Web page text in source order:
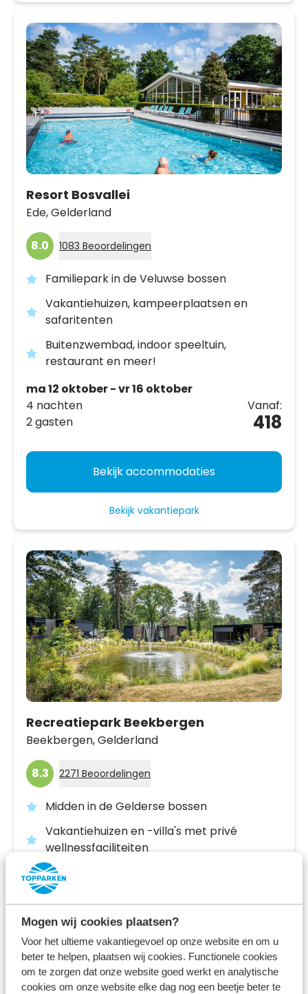
Mogen wij cookies plaatsen?
Voor het ultieme vakantiegevoel op onze website en om u
beter te helpen, plaatsen wij cookies. Functionele cookies
om te zorgen dat onze website goed werkt en analytische
cookies om onze website elke dag nog een beetje beter te
Resort Bosvallei
Ede,Gelderland
8.0 1083 Beoordelingen
Familiepark in de Veluwse bossen
Vakantiehuizen, kampeerplaatsen en
safaritenten
Buitenzwembad, indoor speeltuin,
restaurant en meer!
ma 12 oktober - vr 16 oktober
4 nachten
2 gasten
Vanaf:
418
Bekijk accommodaties
Bekijk vakantiepark
Recreatiepark Beekbergen
Beekbergen,Gelderland
8.3 2271 Beoordelingen
Midden in de Gelderse bossen
Vakantiehuizen en -villa's met privé
wellnessfaciliteiten
Nabij Nationaal Park De Hoge Veluwe
ma 12 oktober - vr 16 oktober
4 nachten
2 gasten
428
Bekijk accommodaties